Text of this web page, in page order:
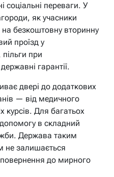
соціальні переваги. У
як учасники
безкоштовну вторинну
проїзд у
при
гарантії.
двері до додаткових
— від медичного
курсів. Для багатьох
в складний
Держава таким
не залишається
повернення до мирного